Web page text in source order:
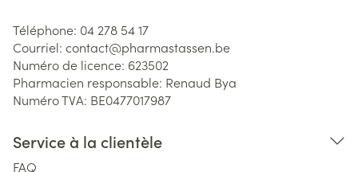
Téléphone: 04 278 54 17
Courriel: contact@pharmastassen.be
Numéro de licence: 623502
Pharmacien responsable: Renaud Bya
Numéro TVA: BE0477017987
Service à la clientèle
FAQ